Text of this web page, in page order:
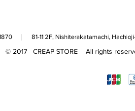
｜ 81-11 2F, Nishiterakatamachi,
© 2017 CREAP STORE All rights